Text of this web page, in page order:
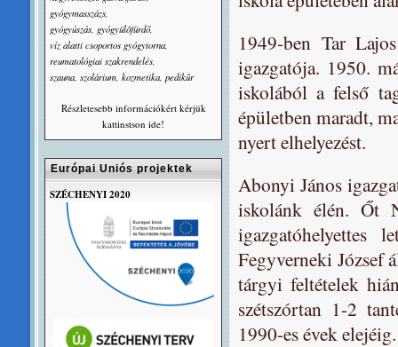
1949-ben Tar
igazgatója. 1950.
iskolából a felső
épületben maradt,
nyert elhelyezést.
Abonyi János
iskolánk élén. Őt
Fegyverneki József
tárgyi feltételek
szétszórtan 1-2
1990-es évek elejéig.
gyógymasszázs,
gyógyúszás, gyógyülõfürdő,
víz alatti csoportos gyógytorna,
reumatológiai szakrendelés,
szauna, szolárium, kozmetika, pedikûr
Részletesebb információkért kérjük
kattinstson ide!
Európai Uniós projektek
SZÉCHENYI 2020